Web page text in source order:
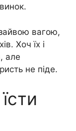
вагою,
Хоч їх і
але
не піде.